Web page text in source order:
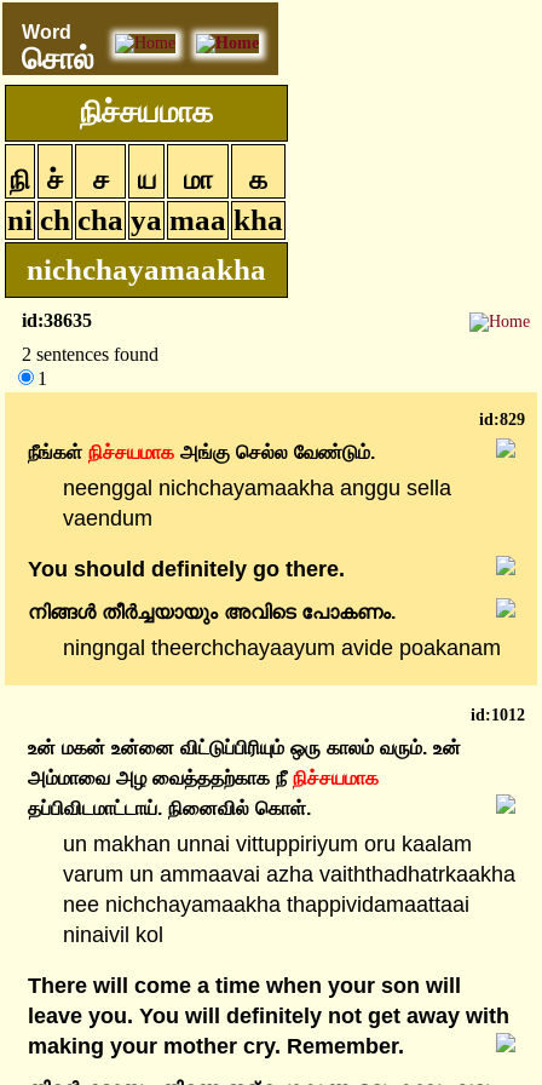
Word
சொல்
நிச்சயமாக
நி ச் ச ய மா க
ni ch cha ya maa kha
nichchayamaakha
id:38635
2 sentences found
1
id:829
நீங்கள் நிச்சயமாக அங்கு செல்ல வேண்டும்.
neenggal nichchayamaakha anggu sella
vaendum
You should definitely go there.
നിങ്ങൾ തീർച്ചയായും അവിടെ പോകണം.
ningngal theerchchayaayum avide poakanam
id:1012
உன் மகன் உன்னை விட்டுப்பிரியும் ஒரு காலம் வரும். உன்
அம்மாவை அழ வைத்ததற்காக நீ நிச்சயமாக
தப்பிவிடமாட்டாய். நினைவில் கொள்.
un makhan unnai vittuppiriyum oru kaalam
varum un ammaavai azha vaiththadhatrkaakha
nee nichchayamaakha thappividamaattaai
ninaivil kol
There will come a time when your son will
leave you. You will definitely not get away with
making your mother cry. Remember.